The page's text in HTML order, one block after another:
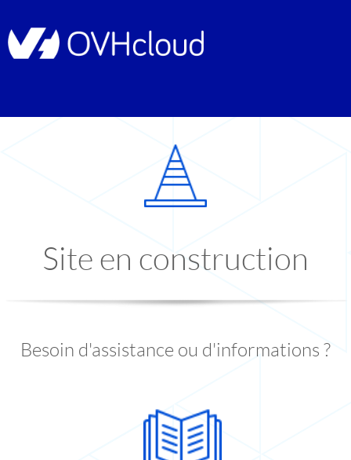
Site en construction
Besoin d'assistance ou d'informations ?